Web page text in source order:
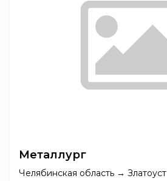
Металлург
Челябинская область → Златоуст